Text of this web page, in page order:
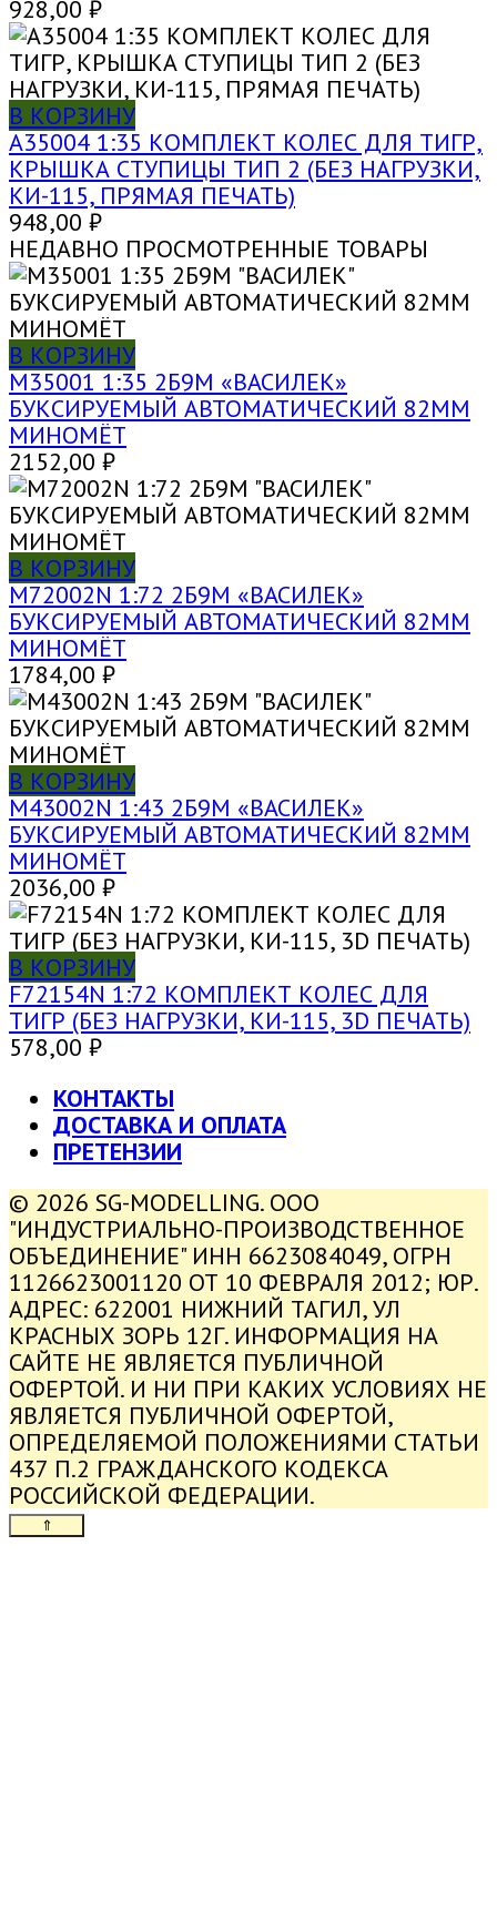
928,00 ₽
В КОРЗИНУ
A35004 1:35 КОМПЛЕКТ КОЛЕС ДЛЯ ТИГР,
КРЫШКА СТУПИЦЫ ТИП 2 (БЕЗ НАГРУЗКИ,
КИ-115, ПРЯМАЯ ПЕЧАТЬ)
948,00 ₽
НЕДАВНО ПРОСМОТРЕННЫЕ ТОВАРЫ
В КОРЗИНУ
M35001 1:35 2Б9М «ВАСИЛЕК»
БУКСИРУЕМЫЙ АВТОМАТИЧЕСКИЙ 82ММ
МИНОМЁТ
2152,00 ₽
В КОРЗИНУ
M72002N 1:72 2Б9М «ВАСИЛЕК»
БУКСИРУЕМЫЙ АВТОМАТИЧЕСКИЙ 82ММ
МИНОМЁТ
1784,00 ₽
В КОРЗИНУ
M43002N 1:43 2Б9М «ВАСИЛЕК»
БУКСИРУЕМЫЙ АВТОМАТИЧЕСКИЙ 82ММ
МИНОМЁТ
2036,00 ₽
В КОРЗИНУ
F72154N 1:72 КОМПЛЕКТ КОЛЕС ДЛЯ
ТИГР (БЕЗ НАГРУЗКИ, КИ-115, 3D ПЕЧАТЬ)
578,00 ₽
КОНТАКТЫ
ДОСТАВКА И ОПЛАТА
ПРЕТЕНЗИИ
© 2026 SG-MODELLING. ООО
"ИНДУСТРИАЛЬНО-ПРОИЗВОДСТВЕННОЕ
ОБЪЕДИНЕНИЕ" ИНН 6623084049, ОГРН
1126623001120 ОТ 10 ФЕВРАЛЯ 2012; ЮР.
АДРЕС: 622001 НИЖНИЙ ТАГИЛ, УЛ
КРАСНЫХ ЗОРЬ 12Г. ИНФОРМАЦИЯ НА
САЙТЕ НЕ ЯВЛЯЕТСЯ ПУБЛИЧНОЙ
ОФЕРТОЙ. И НИ ПРИ КАКИХ УСЛОВИЯХ НЕ
ЯВЛЯЕТСЯ ПУБЛИЧНОЙ ОФЕРТОЙ,
ОПРЕДЕЛЯЕМОЙ ПОЛОЖЕНИЯМИ СТАТЬИ
437 П.2 ГРАЖДАНСКОГО КОДЕКСА
РОССИЙСКОЙ ФЕДЕРАЦИИ.